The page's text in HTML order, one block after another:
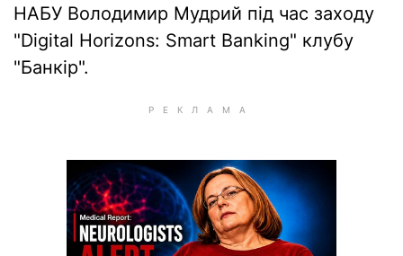
НАБУ Володимир Мудрий під час заходу
"Digital Horizons: Smart Banking" клубу
"Банкір".